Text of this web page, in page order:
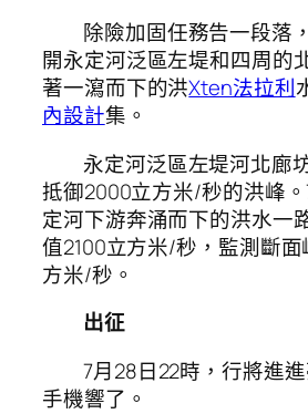
除險加固任務告一段落
開永定河泛區左堤和四周的
著一瀉而下的洪Xten法拉利
內設計集。
永定河泛區左堤河北廊
抵御2000立方米/秒的洪峰
定河下游奔涌而下的洪水一
值2100立方米/秒，監測斷
方米/秒。
出征
7月28日22時，行將進
手機響了。